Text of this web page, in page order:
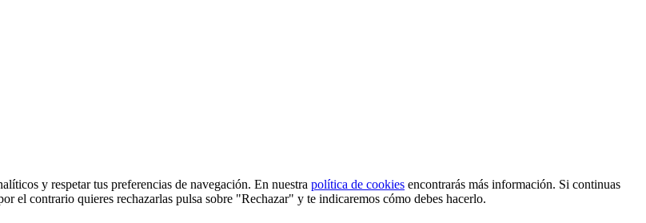
y respetar tus preferencias de navegación. En nuestra política de cookies encontrarás más información. Si continuas
el contrario quieres rechazarlas pulsa sobre "Rechazar" y te indicaremos cómo debes hacerlo.